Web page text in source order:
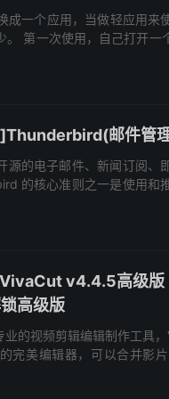
成一个应用，当做轻应用来
。 第一次使用，自己打开一
邮件管
的电子邮件、新闻订阅、
的核心准则之一是使用
v4.4.5高级版
高级版
的视频剪辑编辑制作工具
完美编辑器，可以合并影